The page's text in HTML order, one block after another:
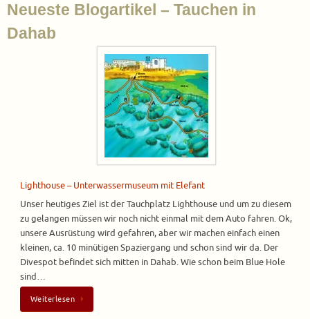
Neueste Blogartikel – Tauchen in
Dahab
Lighthouse – Unterwassermuseum mit Elefant
Unser heutiges Ziel ist der Tauchplatz Lighthouse und um zu diesem
zu gelangen müssen wir noch nicht einmal mit dem Auto fahren. Ok,
unsere Ausrüstung wird gefahren, aber wir machen einfach einen
kleinen, ca. 10 minütigen Spaziergang und schon sind wir da. Der
Divespot befindet sich mitten in Dahab. Wie schon beim Blue Hole
sind…
Weiterlesen